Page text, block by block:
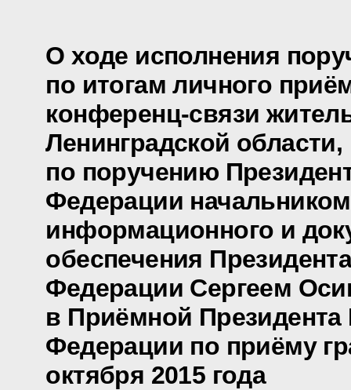
О ходе исполнения
по итогам личного
конференц-связи
Ленинградской
по поручению
Федерации
информационного и
обеспечения
Федерации Сергеем
в Приёмной Президента
Федерации по приёму
октября 2015 года